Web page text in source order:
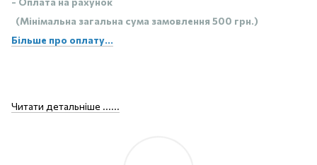
(Мінімальна загальна сума замовлення 500 грн.)
Більше про оплату...
Читати детальніше ......